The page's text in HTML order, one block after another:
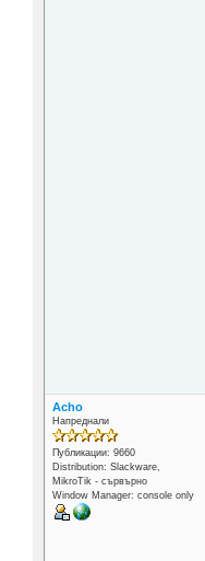
Acho
Напреднали
Публикации: 9660
Distribution: Slackware,
MikroTik - сървърно
Window Manager: console only